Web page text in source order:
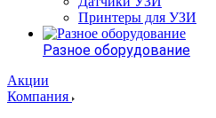
Принтеры для УЗИ
Разное оборудование
Акции
Компания